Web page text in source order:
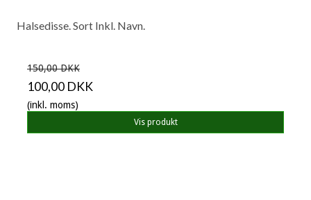
Halsedisse. Sort Inkl. Navn.
150,00 DKK
100,00 DKK
(inkl. moms)
Vis produkt